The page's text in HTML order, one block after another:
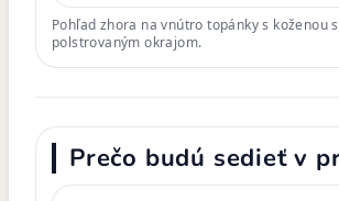
Pohľad zhora na vnútro topánky s koženou
polstrovaným okrajom.
Prečo budú sedieť v